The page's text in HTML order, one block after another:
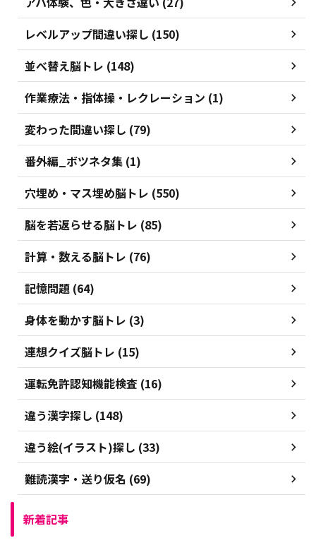
レベルアップ間違い探し (150)
並べ替え脳トレ (148)
作業療法・指体操・レクレーション (1)
変わった間違い探し (79)
番外編_ボツネタ集 (1)
穴埋め・マス埋め脳トレ (550)
脳を若返らせる脳トレ (85)
計算・数える脳トレ (76)
記憶問題 (64)
身体を動かす脳トレ (3)
連想クイズ脳トレ (15)
運転免許認知機能検査 (16)
違う漢字探し (148)
違う絵(イラスト)探し (33)
難読漢字・送り仮名 (69)
新着記事